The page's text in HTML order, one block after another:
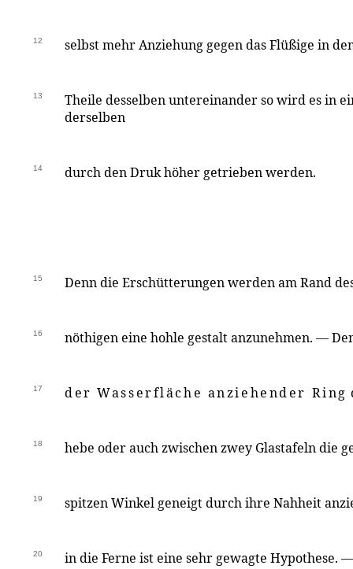
12 selbst mehr Anziehung gegen das Flüßige in
13
Theile desselben untereinander so wird es in
derselben
14 durch den Druk höher getrieben werden.
15 Denn die Erschütterungen werden am Rand
16 nöthigen eine hohle gestalt anzunehmen. —
17 der Wasserfläche anziehender Ring
18 hebe oder auch zwischen zwey Glastafeln die
19 spitzen Winkel geneigt durch ihre Nahheit
20 in die Ferne ist eine sehr gewagte Hypothese.